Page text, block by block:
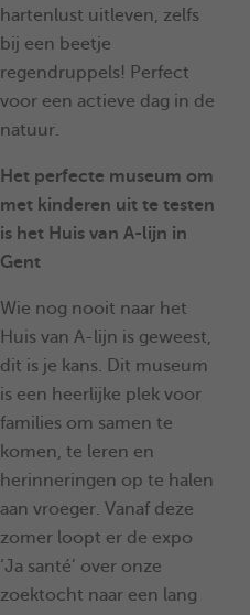
hartenlust uitleven, zelfs
bij een beetje
regendruppels! Perfect
voor een actieve dag in de
natuur.
Het perfecte museum om
met kinderen uit te testen
is het Huis van A-lijn in
Gent
Wie nog nooit naar het
Huis van A-lijn is geweest,
dit is je kans. Dit museum
is een heerlijke plek voor
families om samen te
komen, te leren en
herinneringen op te halen
aan vroeger. Vanaf deze
zomer loopt er de expo
‘Ja santé’ over onze
zoektocht naar een lang